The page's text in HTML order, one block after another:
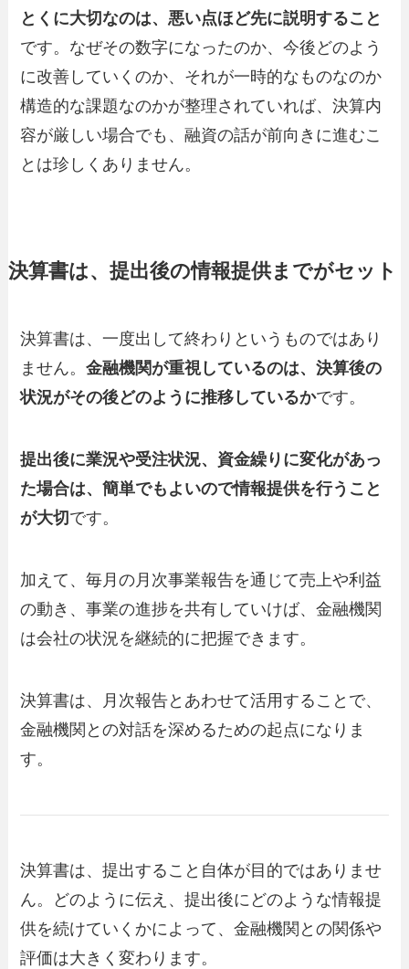
とくに大切なのは、悪い点ほど先に説明すること
です。なぜその数字になったのか、今後どのよう
に改善していくのか、それが一時的なものなのか
構造的な課題なのかが整理されていれば、決算内
容が厳しい場合でも、融資の話が前向きに進むこ
とは珍しくありません。
決算書は、提出後の情報提供までがセット
決算書は、一度出して終わりというものではあり
ません。金融機関が重視しているのは、決算後の
状況がその後どのように推移しているかです。
提出後に業況や受注状況、資金繰りに変化があっ
た場合は、簡単でもよいので情報提供を行うこと
が大切 です。
加えて、毎月の月次事業報告を通じて売上や利益
の動き、事業の進捗を共有していけば、金融機関
は会社の状況を継続的に把握できます。
決算書は、月次報告とあわせて活用することで、
金融機関との対話を深めるための起点になりま
す。
決算書は、提出すること自体が目的ではありませ
ん。どのように伝え、提出後にどのような情報提
供を続けていくかによって、金融機関との関係や
評価は大きく変わります。